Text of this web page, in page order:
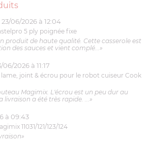
23/06/2026 à 12:04
5 ply poignée fixe
produit de haute qualité. Cette casserole est
des sauces et vient complé...»
06/2026 à 11:17
joint & écrou pour le robot cuiseur Cook
Magimix. L'écrou est un peu dur au
livraison a été très rapide. ...»
à 09:43
11031/121/123/124